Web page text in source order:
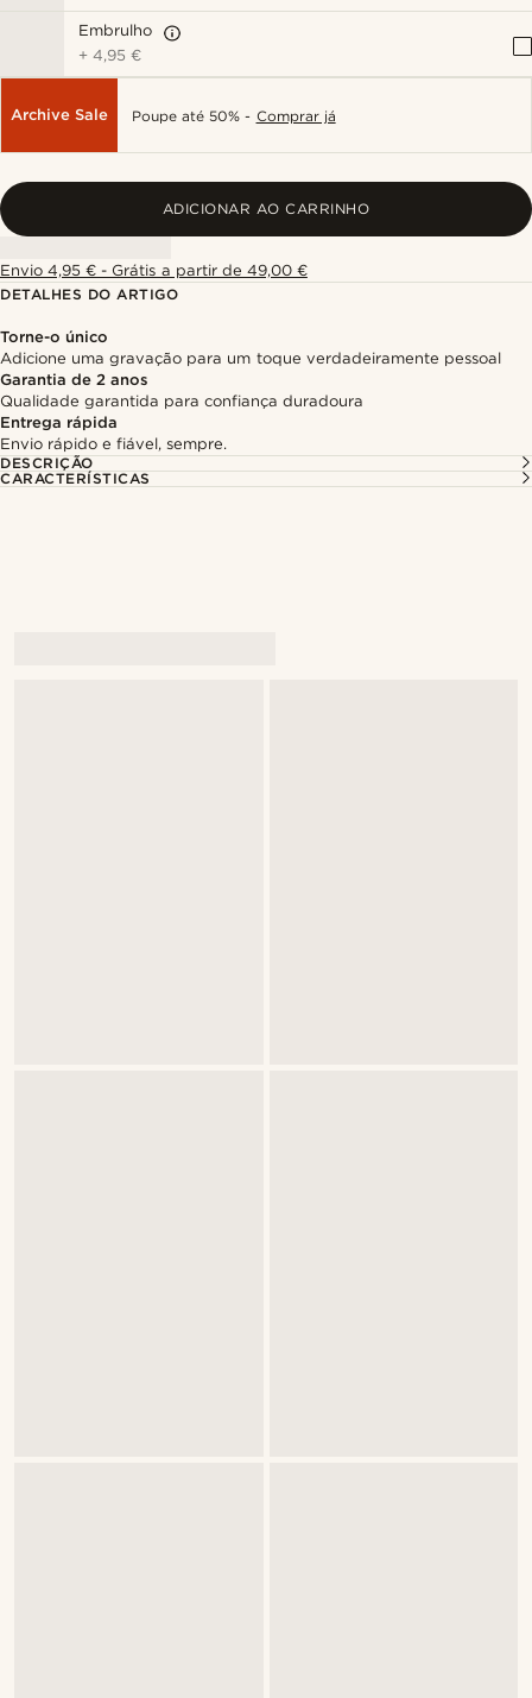
Embrulho
+4,95 €
Archive Sale Poupe até 50% - Comprar já
ADICIONAR AO CARRINHO
Envio 4,95 € - Grátis a partir de 49,00 €
DETALHES DO ARTIGO
Torne-o único
Adicione uma gravação para um toque verdadeiramente pessoal
Garantia de 2 anos
Qualidade garantida para confiança duradoura
Entrega rápida
Envio rápido e fiável, sempre.
DESCRIÇÃO
CARACTERÍSTICAS